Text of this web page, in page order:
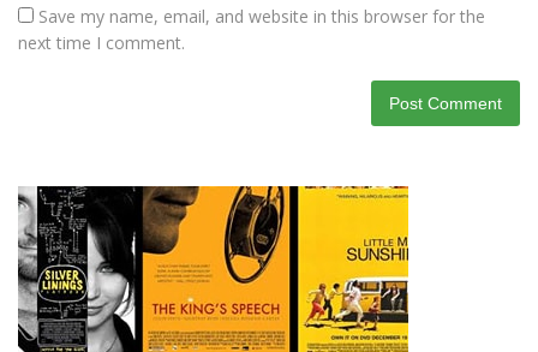
Save my name, email, and website in this browser for the
next time I comment.